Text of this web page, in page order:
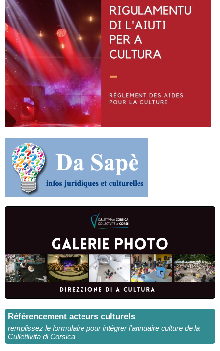
Référencement acteurs culturels
remplissez le formulaire pour intégrer l’annuaire culture de la
Cullettivita di Corsica